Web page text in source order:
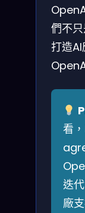
們不
打造
看
迭
廠